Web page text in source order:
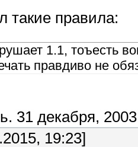
такие правила:
1.1, тоъесть
правдиво не
31 декабря,
19:23]